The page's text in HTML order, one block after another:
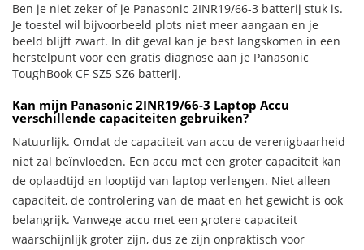
Ben je niet zeker of je Panasonic 2INR19/66-3 batterij stuk is.
Je toestel wil bijvoorbeeld plots niet meer aangaan en je
beeld blijft zwart. In dit geval kan je best langskomen in een
herstelpunt voor een gratis diagnose aan je Panasonic
ToughBook CF-SZ5 SZ6 batterij.
Kan mijn Panasonic 2INR19/66-3 Laptop Accu
verschillende capaciteiten gebruiken?
Natuurlijk. Omdat de capaciteit van accu de verenigbaarheid
niet zal beïnvloeden. Een accu met een groter capaciteit kan
de oplaadtijd en looptijd van laptop verlengen. Niet alleen
capaciteit, de controlering van de maat en het gewicht is ook
belangrijk. Vanwege accu met een grotere capaciteit
waarschijnlijk groter zijn, dus ze zijn onpraktisch voor